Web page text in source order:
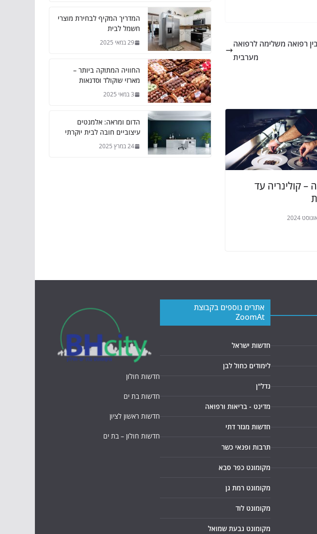
רפואה משלימה לרפואה
מערבית
– קולינריה עד
המדריך המקיף לבחירת מוצרי
חשמל לבית
29 במאי 2025
החוויה המתוקה ביותר –
מארזי שוקולד וסדנאות
3 במאי 2025
הדום ומראה: אלמנטים
עיצוביים חובה לבית יוקרתי
24 במרץ 2025
אתרים נוספים בקבוצת
ZoomAt
חדשות ישראל
לימודים כחול לבן
נדל"ן
מדינט - בריאות ורפואה
חדשות מגזר דתי
תרבות ופנאי כשר
מקומונט כפר סבא
מקומונט רמת גן
מקומונט לוד
מקומונט גבעת שמואל
חדשות חולון
חדשות בת ים
חדשות ראשון לציון
חדשות חולון – בת ים